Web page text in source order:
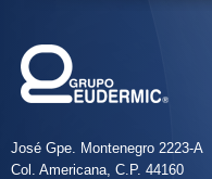
José Gpe. Montenegro 2223-A
Col. Americana, C.P. 44160